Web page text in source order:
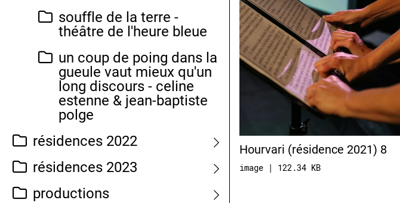
souffle de la terre -
théâtre de l'heure bleue
un coup de poing dans la
gueule vaut mieux qu'un
long discours - celine
estenne & jean-baptiste
polge
résidences 2022
résidences 2023
productions
Hourvari (résidence 2021) 8
image | 122.34 KB